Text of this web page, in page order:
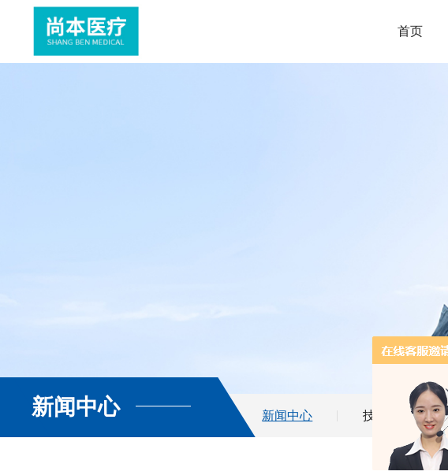
首页
新闻中心 新闻中心 技术文章